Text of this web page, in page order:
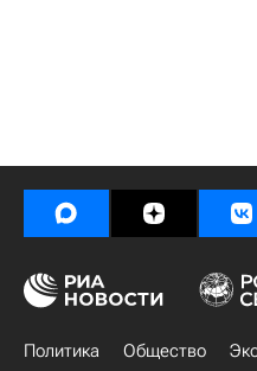
Политика Общество